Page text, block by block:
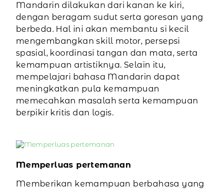
Mandarin dilakukan dari kanan ke kiri,
dengan beragam sudut serta goresan yang
berbeda. Hal ini akan membantu si kecil
mengembangkan skill motor, persepsi
spasial, koordinasi tangan dan mata, serta
kemampuan artistiknya. Selain itu,
mempelajari bahasa Mandarin dapat
meningkatkan pula kemampuan
memecahkan masalah serta kemampuan
berpikir kritis dan logis.
Memperluas pertemanan
Memberikan kemampuan berbahasa yang